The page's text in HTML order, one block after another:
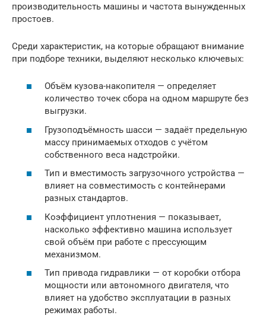
производительность машины и частота вынужденных
простоев.
Среди характеристик, на которые обращают внимание
при подборе техники, выделяют несколько ключевых:
Объём кузова-накопителя — определяет
количество точек сбора на одном маршруте без
выгрузки.
Грузоподъёмность шасси — задаёт предельную
массу принимаемых отходов с учётом
собственного веса надстройки.
Тип и вместимость загрузочного устройства —
влияет на совместимость с контейнерами
разных стандартов.
Коэффициент уплотнения — показывает,
насколько эффективно машина использует
свой объём при работе с прессующим
механизмом.
Тип привода гидравлики — от коробки отбора
мощности или автономного двигателя, что
влияет на удобство эксплуатации в разных
режимах работы.